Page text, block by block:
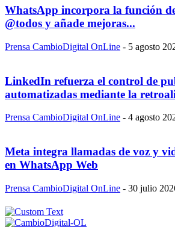
WhatsApp incorpora la función
@todos y añade mejoras...
Prensa CambioDigital OnLine - 5 agosto
LinkedIn refuerza el control de
automatizadas mediante la
Prensa CambioDigital OnLine - 4 agosto
Meta integra llamadas de voz y
en WhatsApp Web
Prensa CambioDigital OnLine - 30 julio